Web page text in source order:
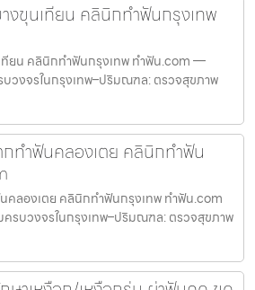
งขุนเทียน คลินิกทำฟันกรุงเทพ
ทียน คลินิกทำฟันกรุงเทพ ทำฟัน.com —
วงจรในกรุงเทพ–ปริมณฑล: ตรวจสุขภาพ
ทำฟันคลองเตย คลินิกทำฟัน
คลองเตย คลินิกทำฟันกรุงเทพ ทำฟัน.com
บวงจรในกรุงเทพ–ปริมณฑล: ตรวจสุขภาพ